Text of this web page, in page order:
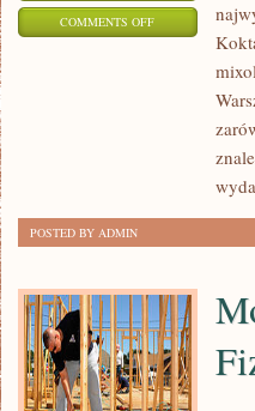
COMMENTS OFFON
BROWARNICTWO
POSTED BY ADMIN